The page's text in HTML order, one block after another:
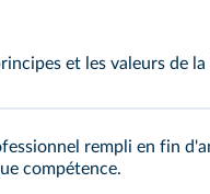
et les valeurs de
rempli en fin
compétence.